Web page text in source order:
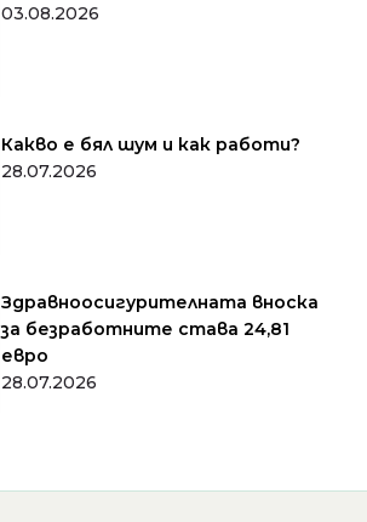
03.08.2026
Какво е бял шум и как работи?
28.07.2026
Здравноосигурителната вноска
за безработните става 24,81
евро
28.07.2026